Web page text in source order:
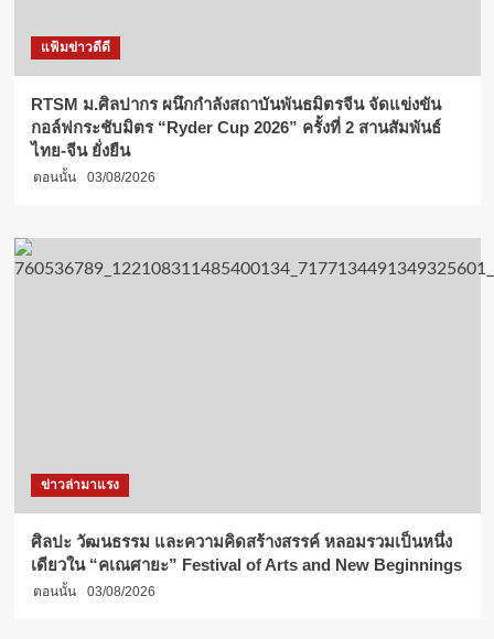
แฟ้มข่าวดีดี
RTSM ม.ศิลปากร ผนึกกำลังสถาบันพันธมิตรจีน จัดแข่งขัน
กอล์ฟกระชับมิตร “Ryder Cup 2026” ครั้งที่ 2 สานสัมพันธ์
ไทย-จีน ยั่งยืน
ตอนนั้น 03/08/2026
ข่าวล่ามาแรง
ศิลปะ วัฒนธรรม และความคิดสร้างสรรค์ หลอมรวมเป็นหนึ่ง
เดียวใน “คเณศายะ” Festival of Arts and New Beginnings
ตอนนั้น 03/08/2026